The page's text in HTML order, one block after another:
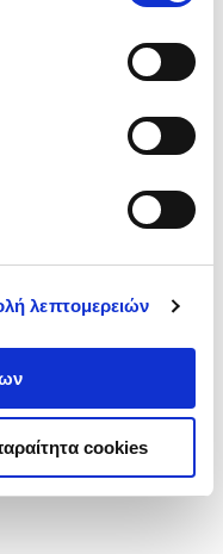
σχετικά με
λεπτομερειών
cookies